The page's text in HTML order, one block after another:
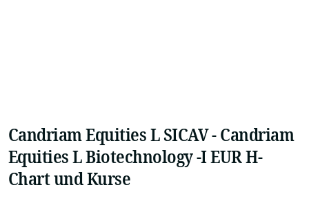
Candriam Equities L SICAV - Candriam
Equities L Biotechnology -I EUR H-
Chart und Kurse